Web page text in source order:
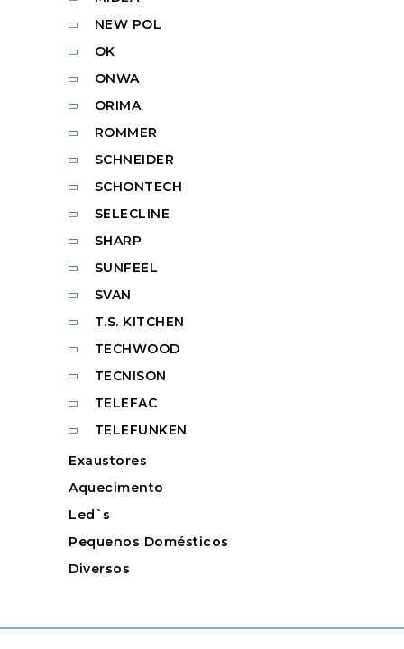
NEW POL
OK
ONWA
ORIMA
ROMMER
SCHNEIDER
SCHONTECH
SELECLINE
SHARP
SUNFEEL
SVAN
T.S. KITCHEN
TECHWOOD
TECNISON
TELEFAC
TELEFUNKEN
Exaustores
Aquecimento
Led`s
Pequenos Domésticos
Diversos